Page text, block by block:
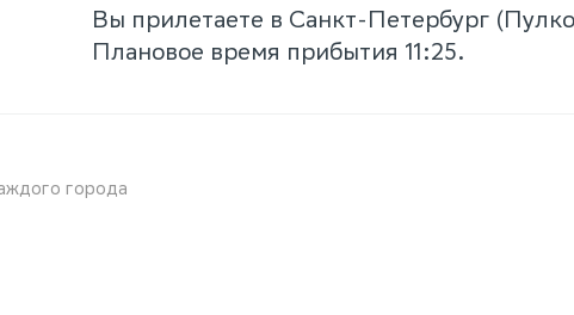
Вы прилетаете в Санкт-Петербург
Плановое время прибытия 11:25.
города